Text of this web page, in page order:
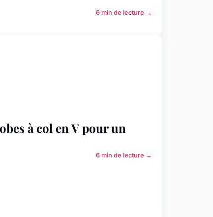
6 min de lecture →
à col en V pour un
6 min de lecture →